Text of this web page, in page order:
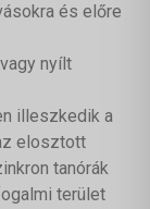
és előre
nyílt
illeszkedik a
elosztott
tanórák
terület